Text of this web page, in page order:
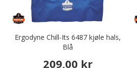
Ergodyne Chill-Its 6487 kjøle hals,
Blå
209,00 kr